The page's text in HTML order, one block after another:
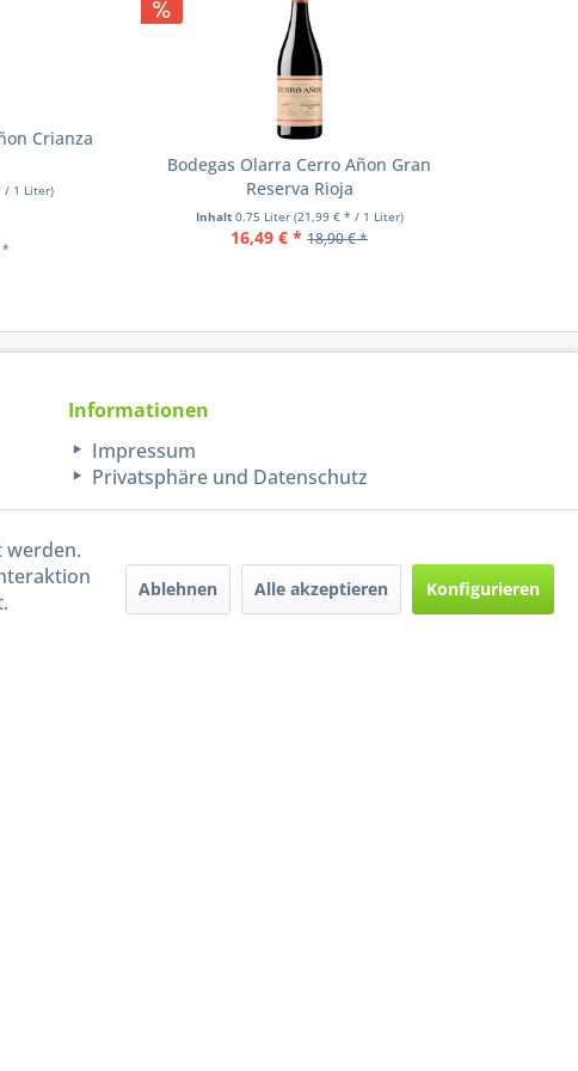
Crianza
/ 1 Liter)
*
Bodegas Olarra Cerro Añon Gran
Reserva Rioja
Inhalt 0.75 Liter (21,99 € * / 1 Liter)
16,49 € * 18,90 € *
Informationen
Impressum
Privatsphäre und Datenschutz
werden.
Ablehnen Alle akzeptieren Konfigurieren